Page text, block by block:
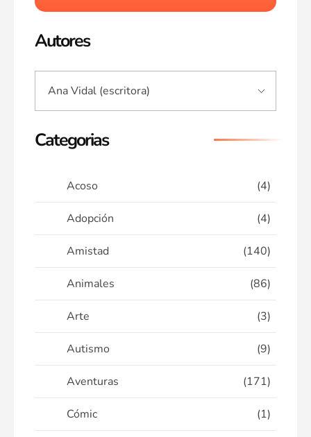
Autores
Categorias
Acoso (4)
Adopción (4)
Amistad (140)
Animales (86)
Arte (3)
Autismo (9)
Aventuras (171)
Cómic (1)